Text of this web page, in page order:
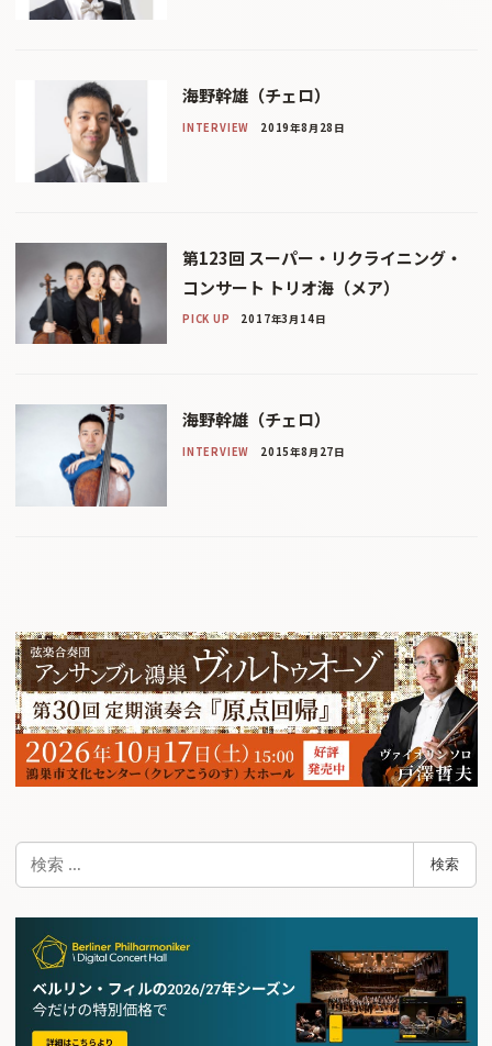
海野幹雄（チェロ）
INTERVIEW 2019年8月28日
第123回 スーパー・リクライニング・
コンサート トリオ海（メア）
PICK UP 2017年3月14日
海野幹雄（チェロ）
INTERVIEW 2015年8月27日
検
検索